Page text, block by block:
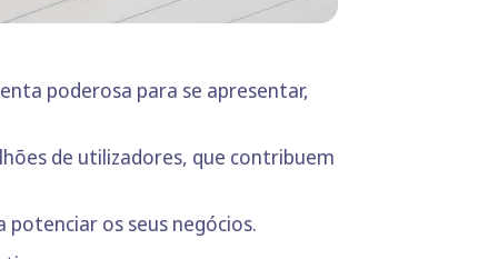
poderosa para se apresentar,
de utilizadores, que contribuem
potenciar os seus negócios.